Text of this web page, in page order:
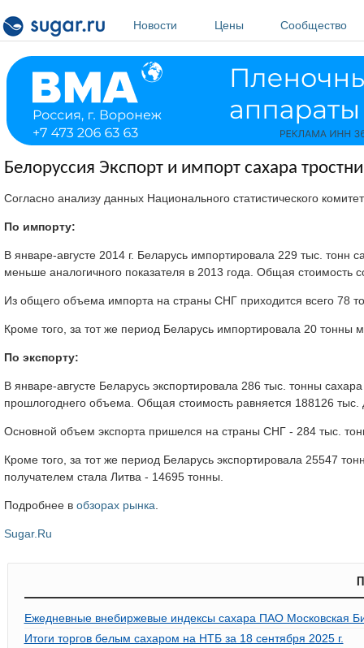
Новости
Цены Сообщество
Белоруссия Экспорт и импорт сахара
Согласно анализу данных Национального статистического
По импорту:
В январе-августе 2014 г. Беларусь импортировала 229 тыс. тонн
меньше аналогичного показателя в 2013 года. Общая стоимость
Из общего объема импорта на страны СНГ приходится всего 78
Кроме того, за тот же период Беларусь импортировала 20
По экспорту:
В январе-августе Беларусь экспортировала 286 тыс. тонны
прошлогоднего объема. Общая стоимость равняется 188126
Основной объем экспорта пришелся на страны СНГ - 284 тыс.
Кроме того, за тот же период Беларусь экспортировала
получателем стала Литва - 14695 тонны.
Подробнее в обзорах рынка
Sugar.Ru
Ежедневные внебиржевые индексы сахара ПАО Московская
Итоги торгов белым сахаром на НТБ за 18 сентября 2025 г.